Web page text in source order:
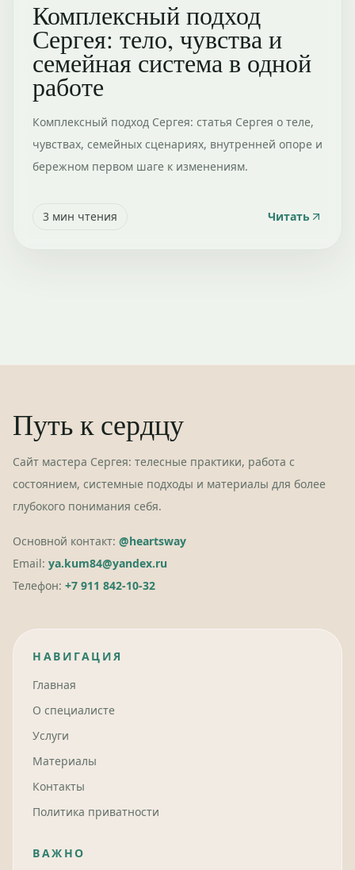
Комплексный подход
Сергея: тело, чувства и
семейная система в одной
работе
Комплексный подход Сергея: статья Сергея о теле,
чувствах, семейных сценариях, внутренней опоре и
бережном первом шаге к изменениям.
3 мин чтения Читать
Путь к сердцу
Сайт мастера Сергея: телесные практики, работа с
состоянием, системные подходы и материалы для более
глубокого понимания себя.
Основной контакт: @heartsway
Email: ya.kum84@yandex.ru
Телефон: +7 911 842-10-32
НАВИГАЦИЯ
Главная
О специалисте
Услуги
Материалы
Контакты
Политика приватности
ВАЖНО